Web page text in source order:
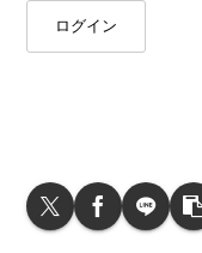
ログイン